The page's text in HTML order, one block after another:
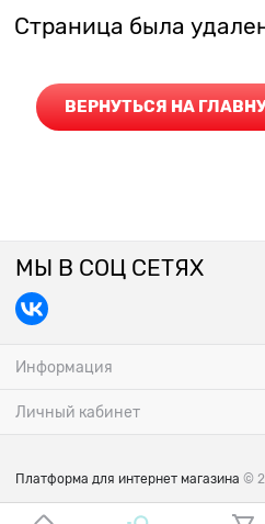
Страница была
ВЕРНУТЬСЯ НА
МЫ В СОЦ СЕТЯХ
Информация
Личный кабинет
Платформа для интернет магазина ©